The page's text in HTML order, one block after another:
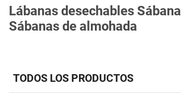
Lábanas desechables
Sábanas de almohada
TODOS LOS PRODUCTOS